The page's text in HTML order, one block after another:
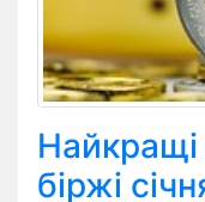
Найкращі
біржі